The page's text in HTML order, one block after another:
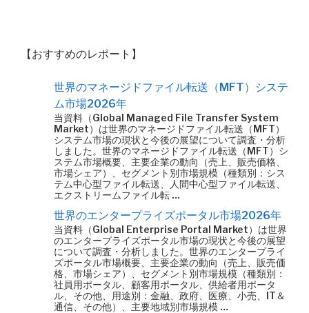
【おすすめのレポート】
世界のマネージドファイル転送（MFT）システ
ム市場2026年
当資料（Global Managed File Transfer System
Market）は世界のマネージドファイル転送（MFT）
システム市場の現状と今後の展望について調査・分析
しました。世界のマネージドファイル転送（MFT）シ
ステム市場概要、主要企業の動向（売上、販売価格、
市場シェア）、セグメント別市場規模（種類別：シス
テム中心型ファイル転送、人間中心型ファイル転送、
エクストリームファイル転 …
世界のエンタープライズポータル市場2026年
当資料（Global Enterprise Portal Market）は世界
のエンタープライズポータル市場の現状と今後の展望
について調査・分析しました。世界のエンタープライ
ズポータル市場概要、主要企業の動向（売上、販売価
格、市場シェア）、セグメント別市場規模（種類別：
社員用ポータル、顧客用ポータル、供給者用ポータ
ル、その他、用途別：金融、政府、医療、小売、IT＆
通信、その他）、主要地域別市場規模 …